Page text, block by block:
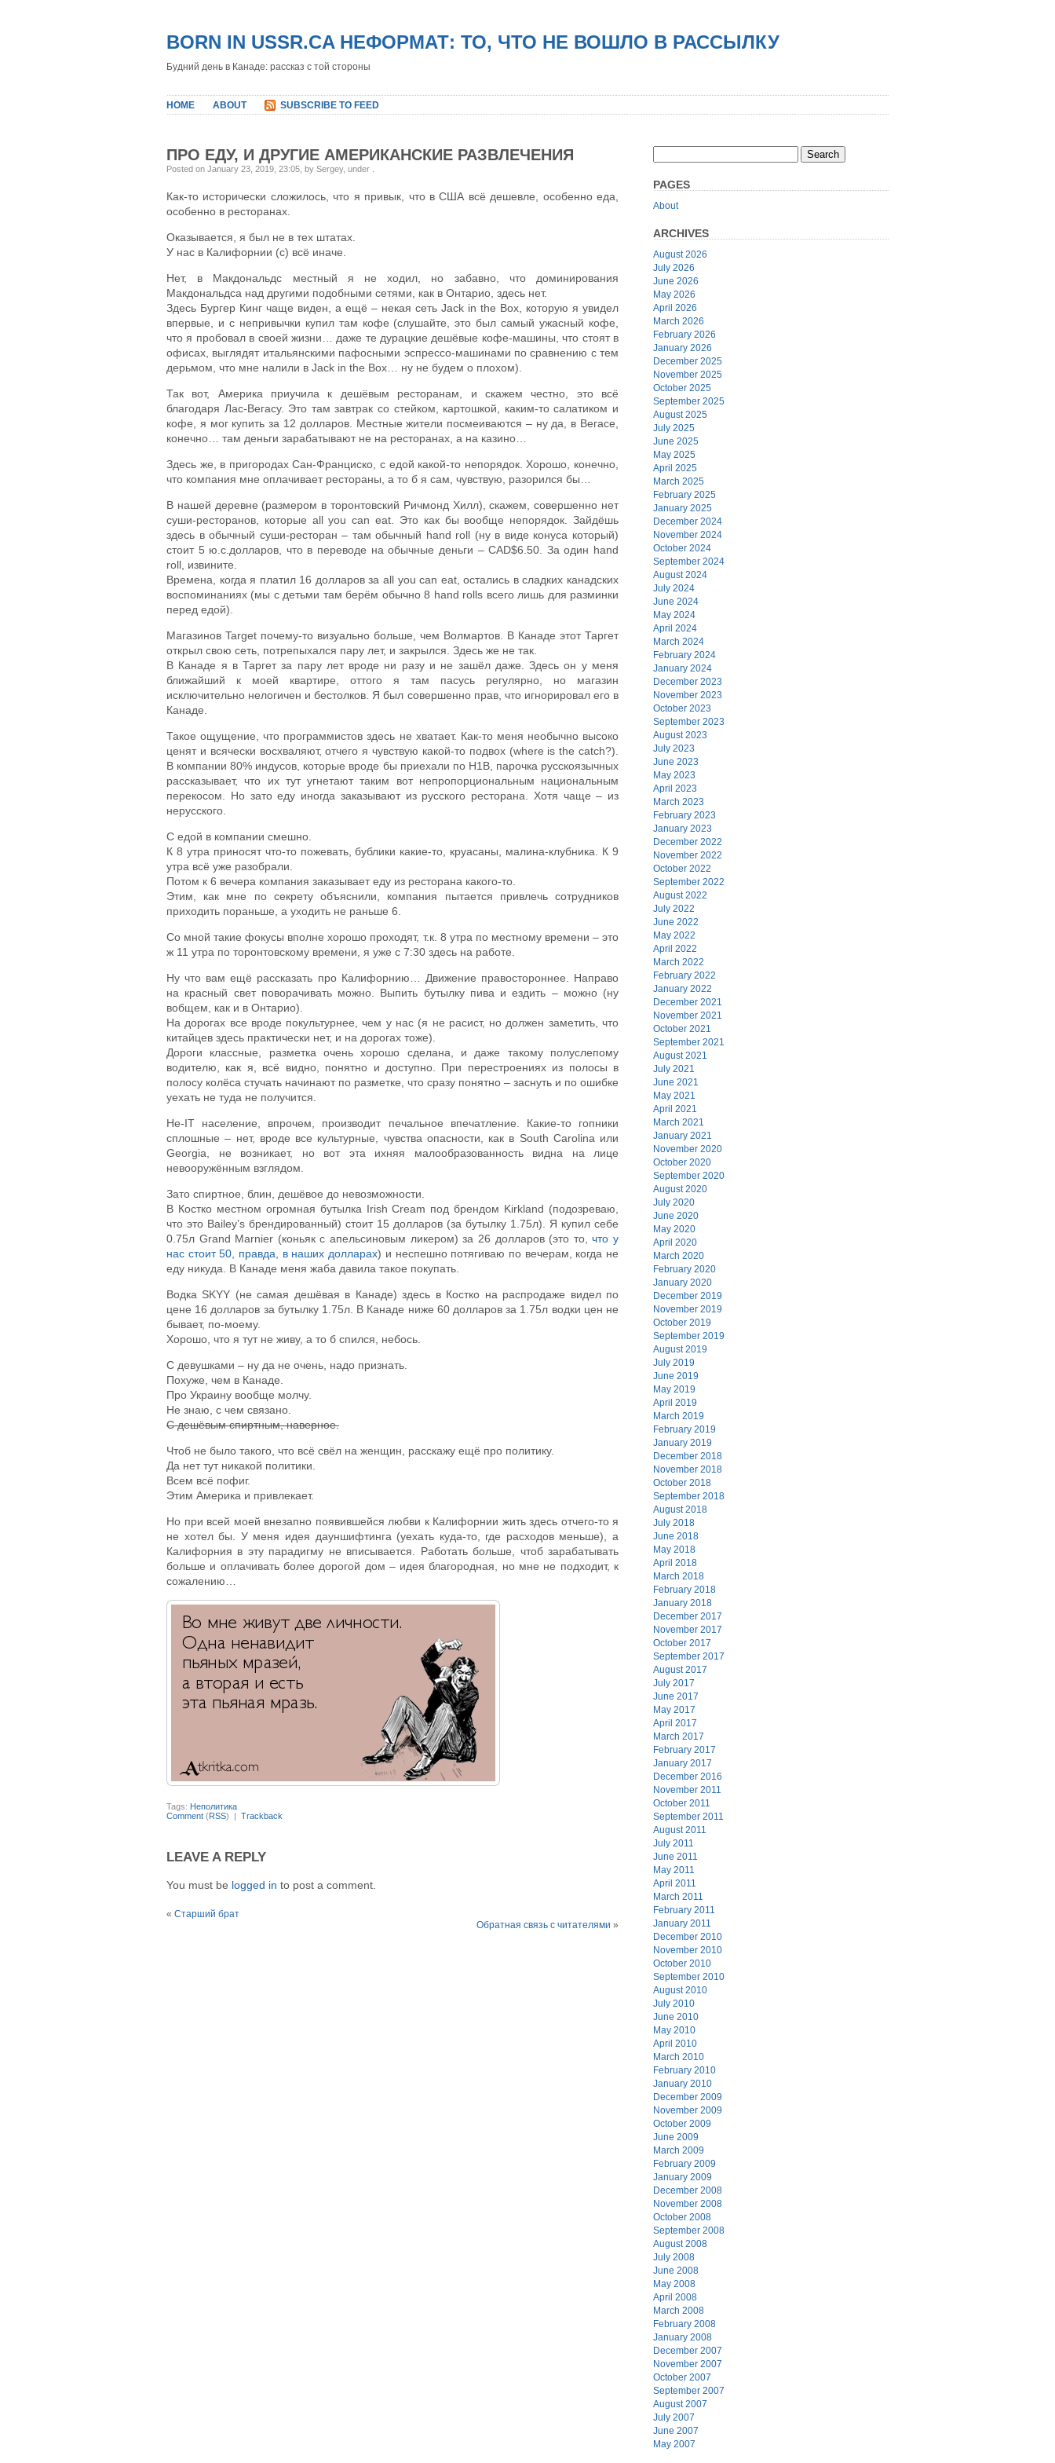
BORN IN USSR.CA НЕФОРМАТ: ТО, ЧТО НЕ ВОШЛО В РАССЫЛКУ
Будний день в Канаде: рассказ с той стороны
HOME ABOUT SUBSCRIBE TO FEED
ПРО ЕДУ, И ДРУГИЕ АМЕРИКАНСКИЕ РАЗВЛЕЧЕНИЯ
Posted on January 23, 2019, 23:05, by Sergey, under
Как-то исторически сложилось, что я привык, что в США всё дешевле, особенно еда,
особенно в ресторанах.
Оказывается, я был не в тех штатах.
У нас в Калифорнии (с) всё иначе.
Нет, в Макдональдс местный я не ходил, но забавно, что доминирования
Макдональдса над другими подобными сетями, как в Онтарио, здесь нет.
Здесь Бургер Кинг чаще виден, а ещё – некая сеть Jack in the Box, которую я увидел
впервые, и с непривычки купил там кофе (слушайте, это был самый ужасный кофе,
что я пробовал в своей жизни… даже те дурацкие дешёвые кофе-машины, что стоят в
офисах, выглядят итальянскими пафосными эспрессо-машинами по сравнению с тем
дерьмом, что мне налили в Jack in the Box… ну не будем о плохом).
Так вот, Америка приучила к дешёвым ресторанам, и скажем честно, это всё
благодаря Лас-Вегасу. Это там завтрак со стейком, картошкой, каким-то салатиком и
кофе, я мог купить за 12 долларов. Местные жители посмеиваются – ну да, в Вегасе,
конечно… там деньги зарабатывают не на ресторанах, а на казино…
Здесь же, в пригородах Сан-Франциско, с едой какой-то непорядок. Хорошо, конечно,
что компания мне оплачивает рестораны, а то б я сам, чувствую, разорился бы…
В нашей деревне (размером в торонтовский Ричмонд Хилл), скажем, совершенно нет
суши-ресторанов, которые all you can eat. Это как бы вообще непорядок. Зайдёшь
здесь в обычный суши-ресторан – там обычный hand roll (ну в виде конуса который)
стоит 5 ю.с.долларов, что в переводе на обычные деньги – CAD$6.50. За один hand
roll, извините.
Времена, когда я платил 16 долларов за all you can eat, остались в сладких канадских
воспоминаниях (мы с детьми там берём обычно 8 hand rolls всего лишь для разминки
перед едой).
Магазинов Target почему-то визуально больше, чем Волмартов. В Канаде этот Таргет
открыл свою сеть, потрепыхался пару лет, и закрылся. Здесь же не так.
В Канаде я в Таргет за пару лет вроде ни разу и не зашёл даже. Здесь он у меня
ближайший к моей квартире, оттого я там пасусь регулярно, но магазин
исключительно нелогичен и бестолков. Я был совершенно прав, что игнорировал его в
Канаде.
Такое ощущение, что программистов здесь не хватает. Как-то меня необычно высоко
ценят и всячески восхваляют, отчего я чувствую какой-то подвох (where is the catch?).
В компании 80% индусов, которые вроде бы приехали по H1B, парочка русскоязычных
рассказывает, что их тут угнетают таким вот непропорциональным национальным
перекосом. Но зато еду иногда заказывают из русского ресторана. Хотя чаще – из
нерусского.
С едой в компании смешно.
К 8 утра приносят что-то пожевать, бублики какие-то, круасаны, малина-клубника. К 9
утра всё уже разобрали.
Потом к 6 вечера компания заказывает еду из ресторана какого-то.
Этим, как мне по секрету объяснили, компания пытается привлечь сотрудников
приходить пораньше, а уходить не раньше 6.
Со мной такие фокусы вполне хорошо проходят, т.к. 8 утра по местному времени – это
ж 11 утра по торонтовскому времени, я уже с 7:30 здесь на работе.
Ну что вам ещё рассказать про Калифорнию… Движение правостороннее. Направо
на красный свет поворачивать можно. Выпить бутылку пива и ездить – можно (ну
вобщем, как и в Онтарио).
На дорогах все вроде покультурнее, чем у нас (я не расист, но должен заметить, что
китайцев здесь практически нет, и на дорогах тоже).
Дороги классные, разметка очень хорошо сделана, и даже такому полуслепому
водителю, как я, всё видно, понятно и доступно. При перестроениях из полосы в
полосу колёса стучать начинают по разметке, что сразу понятно – заснуть и по ошибке
уехать не туда не получится.
Не-IT население, впрочем, производит печальное впечатление. Какие-то гопники
сплошные – нет, вроде все культурные, чувства опасности, как в South Carolina или
Georgia, не возникает, но вот эта ихняя малообразованность видна на лице
невооружённым взглядом.
Зато спиртное, блин, дешёвое до невозможности.
В Костко местном огромная бутылка Irish Cream под брендом Kirkland (подозреваю,
что это Bailey’s брендированный) стоит 15 долларов (за бутылку 1.75л). Я купил себе
0.75л Grand Marnier (коньяк с апельсиновым ликером) за 26 долларов (это то,что у
нас стоит 50, правда, в наших долларах) и неспешно потягиваю по вечерам, когда не
еду никуда. В Канаде меня жаба давила такое покупать.
Водка SKYY (не самая дешёвая в Канаде) здесь в Костко на распродаже видел по
цене 16 долларов за бутылку 1.75л. В Канаде ниже 60 долларов за 1.75л водки цен не
бывает, по-моему.
Хорошо, что я тут не живу, а то б спился, небось.
С девушками – ну да не очень, надо признать.
Похуже, чем в Канаде.
Про Украину вообще молчу.
Не знаю, с чем связано.
С дешёвым спиртным, наверное.
Чтоб не было такого, что всё свёл на женщин, расскажу ещё про политику.
Да нет тут никакой политики.
Всем всё пофиг.
Этим Америка и привлекает.
Но при всей моей внезапно появившейся любви к Калифорнии жить здесь отчего-то я
не хотел бы. У меня идея дауншифтинга (уехать куда-то, где расходов меньше), а
Калифорния в эту парадигму не вписывается. Работать больше, чтоб зарабатывать
больше и оплачивать более дорогой дом – идея благородная, но мне не подходит, к
сожалению…
Tags: Неполитика
Comment (RSS) | Trackback
LEAVE A REPLY
You must be logged in to post a comment.
« Старший брат
Обратная связь с читателями »
PAGES
About
ARCHIVES
August 2026
July 2026
June 2026
May 2026
April 2026
March 2026
February 2026
January 2026
December 2025
November 2025
October 2025
September 2025
August 2025
July 2025
June 2025
May 2025
April 2025
March 2025
February 2025
January 2025
December 2024
November 2024
October 2024
September 2024
August 2024
July 2024
June 2024
May 2024
April 2024
March 2024
February 2024
January 2024
December 2023
November 2023
October 2023
September 2023
August 2023
July 2023
June 2023
May 2023
April 2023
March 2023
February 2023
January 2023
December 2022
November 2022
October 2022
September 2022
August 2022
July 2022
June 2022
May 2022
April 2022
March 2022
February 2022
January 2022
December 2021
November 2021
October 2021
September 2021
August 2021
July 2021
June 2021
May 2021
April 2021
March 2021
January 2021
November 2020
October 2020
September 2020
August 2020
July 2020
June 2020
May 2020
April 2020
March 2020
February 2020
January 2020
December 2019
November 2019
October 2019
September 2019
August 2019
July 2019
June 2019
May 2019
April 2019
March 2019
February 2019
January 2019
December 2018
November 2018
October 2018
September 2018
August 2018
July 2018
June 2018
May 2018
April 2018
March 2018
February 2018
January 2018
December 2017
November 2017
October 2017
September 2017
August 2017
July 2017
June 2017
May 2017
April 2017
March 2017
February 2017
January 2017
December 2016
November 2011
October 2011
September 2011
August 2011
July 2011
June 2011
May 2011
April 2011
March 2011
February 2011
January 2011
December 2010
November 2010
October 2010
September 2010
August 2010
July 2010
June 2010
May 2010
April 2010
March 2010
February 2010
January 2010
December 2009
November 2009
October 2009
June 2009
March 2009
February 2009
January 2009
December 2008
November 2008
October 2008
September 2008
August 2008
July 2008
June 2008
May 2008
April 2008
March 2008
February 2008
January 2008
December 2007
November 2007
October 2007
September 2007
August 2007
July 2007
June 2007
May 2007